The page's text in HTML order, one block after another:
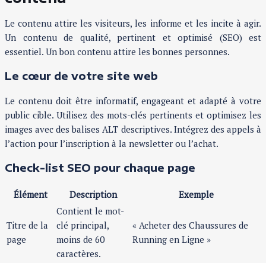
Le contenu attire les visiteurs, les informe et les incite à agir.
Un contenu de qualité, pertinent et optimisé (SEO) est
essentiel. Un bon contenu attire les bonnes personnes.
Le cœur de votre site web
Le contenu doit être informatif, engageant et adapté à votre
public cible. Utilisez des mots-clés pertinents et optimisez les
images avec des balises ALT descriptives. Intégrez des appels à
l’action pour l’inscription à la newsletter ou l’achat.
Check-list SEO pour chaque page
Élément Description Exemple
Titre de la
page
Contient le mot-
clé principal,
moins de 60
caractères.
« Acheter des Chaussures de
Running en Ligne »